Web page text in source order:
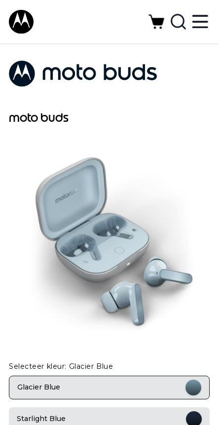
moto buds
Selecteer kleur: Glacier Blue
Glacier Blue
Starlight Blue